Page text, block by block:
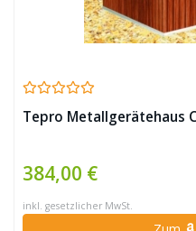
Tepro Metallgerätehaus
384,00 €
inkl. gesetzlicher MwSt.